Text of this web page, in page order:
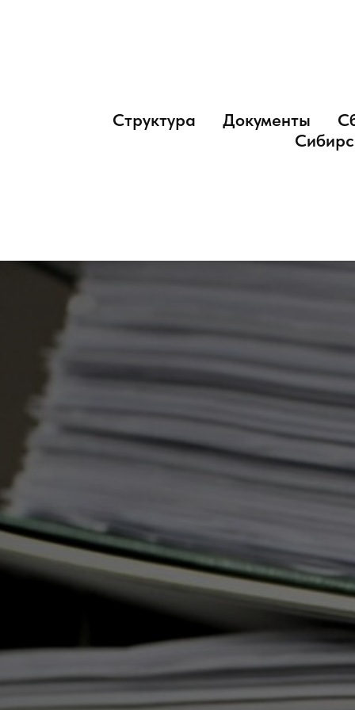
Структура Документы